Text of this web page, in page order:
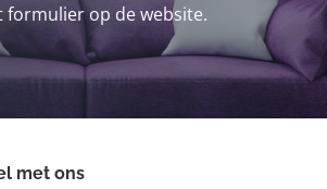
formulier op de website.
met ons